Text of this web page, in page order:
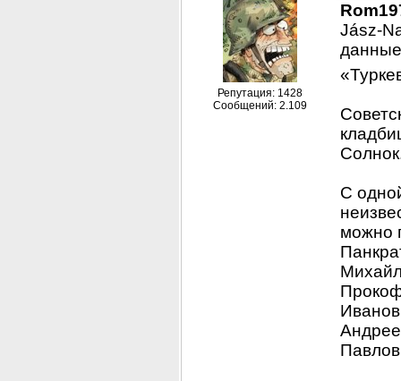
Репутация: 1428
Сообщений: 2.109
Jász-
С
можно